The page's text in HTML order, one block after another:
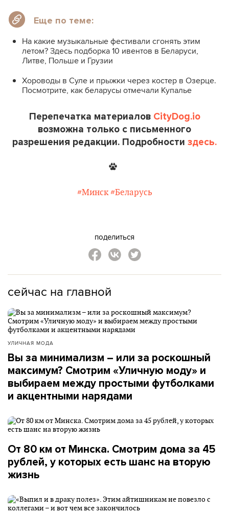
Еще по теме:
На какие музыкальные фестивали сгонять этим
летом? Здесь подборка 10 ивентов в Беларуси,
Литве, Польше и Грузии
Хороводы в Суле и прыжки через костер в Озерце.
Посмотрите, как беларусы отмечали Купалье
Перепечатка материалов CityDog.io
возможна только с письменного
разрешения редакции. Подробности здесь.
#Минск #Беларусь
поделиться
сейчас на главной
УЛИЧНАЯ МОДА
Вы за минимализм – или за роскошный
максимум? Смотрим «Уличную моду» и
выбираем между простыми футболками
и акцентными нарядами
От 80 км от Минска. Смотрим дома за 45
рублей, у которых есть шанс на вторую
жизнь